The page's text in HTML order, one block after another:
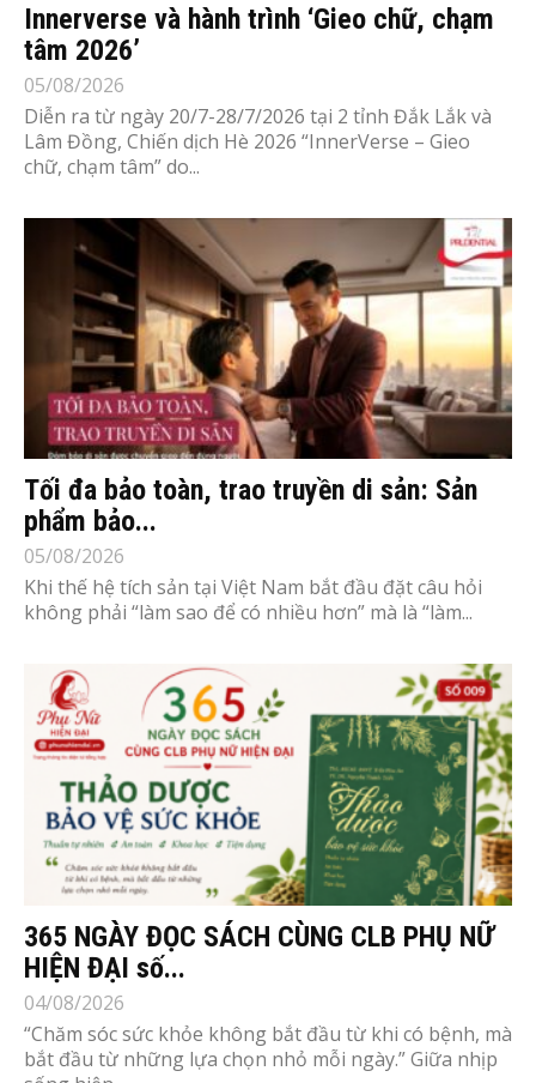
Innerverse và hành trình ‘Gieo chữ, chạm
tâm 2026’
05/08/2026
Diễn ra từ ngày 20/7-28/7/2026 tại 2 tỉnh Đắk Lắk và
Lâm Đồng, Chiến dịch Hè 2026 “InnerVerse – Gieo
chữ, chạm tâm” do...
Tối đa bảo toàn, trao truyền di sản: Sản
phẩm bảo...
05/08/2026
Khi thế hệ tích sản tại Việt Nam bắt đầu đặt câu hỏi
không phải “làm sao để có nhiều hơn” mà là “làm...
365 NGÀY ĐỌC SÁCH CÙNG CLB PHỤ NỮ
HIỆN ĐẠI số...
04/08/2026
“Chăm sóc sức khỏe không bắt đầu từ khi có bệnh, mà
bắt đầu từ những lựa chọn nhỏ mỗi ngày.” Giữa nhịp